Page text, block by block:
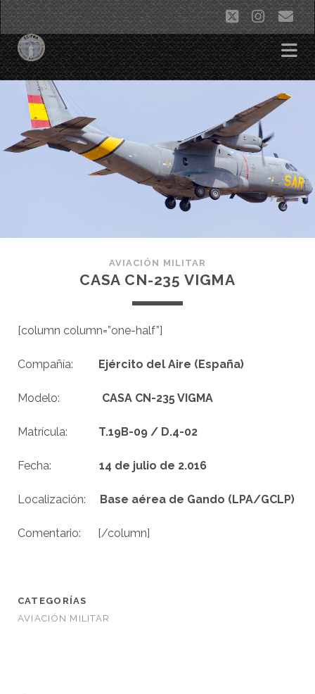
twitter
AVIACIÓN MILITAR
CASA CN-235 VIGMA
[column column=”one-half”]
Compañía: Ejército del Aire (España)
Modelo: CASA CN-235 VIGMA
Matrícula: T.19B-09/ D.4-02
Fecha: 14 de julio de 2.016
Localización: Base aérea de Gando (LPA/GCLP)
Comentario: [/column]
CATEGORÍAS
AVIACIÓN MILITAR